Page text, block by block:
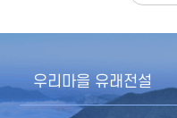
우리마을 유래전설